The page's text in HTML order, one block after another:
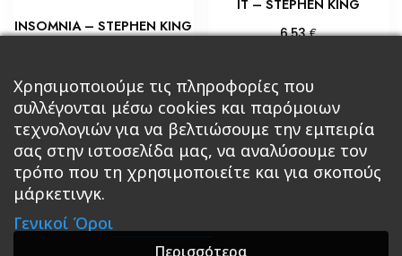
INSOMNIA – STEPHEN KING
Προσθήκη στο καλάθι
IT – STEPHEN KING
6,53€
Κεντρική Βιβλία
Roleplaying Games Ψυχαγωγία Εκδόσεις Βάρδος
Σε Προσφορά
Χρησιμοποιούμε τις πληροφορίες που
συλλέγονται μέσω cookies και παρόμοιων
τεχνολογιών για να βελτιώσουμε την εμπειρία
σας στην ιστοσελίδα μας, να αναλύσουμε τον
τρόπο που τη χρησιμοποιείτε και για σκοπούς
μάρκετινγκ.
Γενικοί Όροι
Περισσότερα